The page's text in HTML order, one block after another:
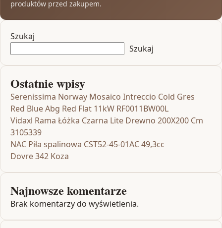
produktów przed zakupem.
Szukaj
Szukaj
Ostatnie wpisy
Serenissima Norway Mosaico Intreccio Cold Gres
Red Blue Abg Red Flat 11kW RF0011BW00L
Vidaxl Rama Łóżka Czarna Lite Drewno 200X200 Cm
3105339
NAC Piła spalinowa CST52-45-01AC 49,3cc
Dovre 342 Koza
Najnowsze komentarze
Brak komentarzy do wyświetlenia.